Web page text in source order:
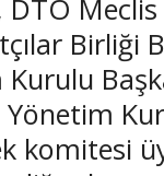
Meclis
Birliği
Yönetim
komitesi